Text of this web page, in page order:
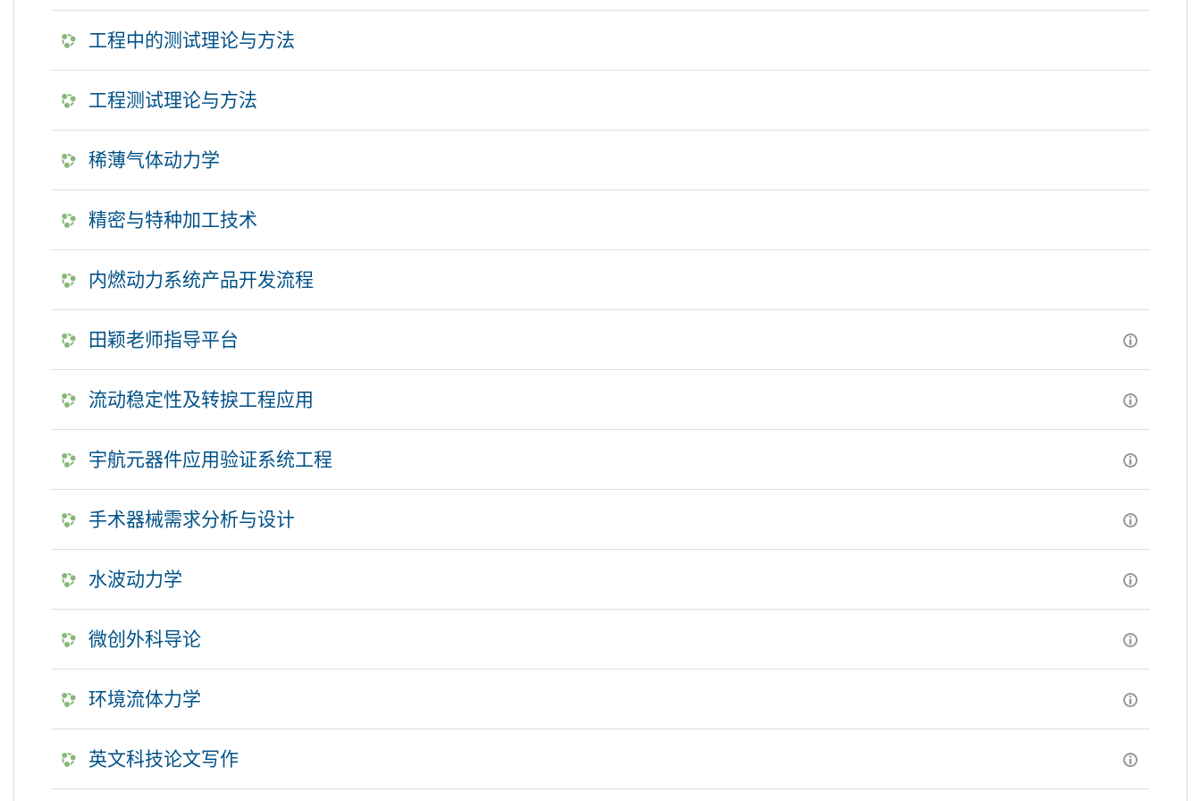
工程中的测试理论与方法
工程测试理论与方法
稀薄气体动力学
精密与特种加工技术
内燃动力系统产品开发流程
田颖老师指导平台
流动稳定性及转捩工程应用
宇航元器件应用验证系统工程
手术器械需求分析与设计
水波动力学
微创外科导论
环境流体力学
英文科技论文写作